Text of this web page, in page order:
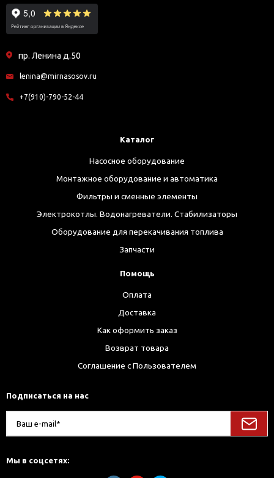
пр. Ленина д.50
lenina@mirnasosov.ru
+7(910)-790-52-44
Каталог
Насосное оборудование
Монтажное оборудование и автоматика
Фильтры и сменные элементы
Электрокотлы. Водонагреватели. Стабилизаторы
Оборудование для перекачивания топлива
Запчасти
Помощь
Оплата
Доставка
Как оформить заказ
Возврат товара
Соглашение с Пользователем
Подписаться на нас
Мы в соцсетях: